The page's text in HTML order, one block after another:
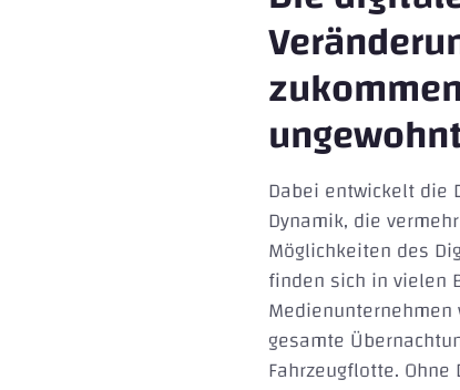
Dabei entwickelt die
Dynamik, die
Möglichkeiten des
finden sich in vielen
gesamte
Fahrzeugflotte.